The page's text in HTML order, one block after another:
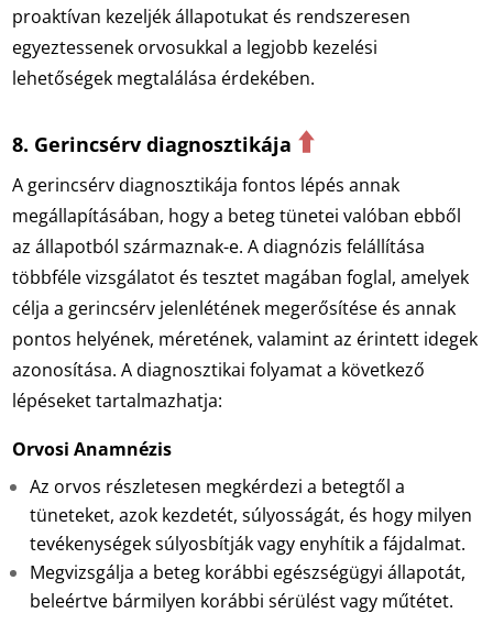
proaktívan kezeljék állapotukat és rendszeresen
egyeztessenek orvosukkal a legjobb kezelési
lehetőségek megtalálása érdekében.
8. Gerincsérv diagnosztikája ⬆️
A gerincsérv diagnosztikája fontos lépés annak
megállapításában, hogy a beteg tünetei valóban ebből
az állapotból származnak-e. A diagnózis felállítása
többféle vizsgálatot és tesztet magában foglal, amelyek
célja a gerincsérv jelenlétének megerősítése és annak
pontos helyének, méretének, valamint az érintett idegek
azonosítása. A diagnosztikai folyamat a következő
lépéseket tartalmazhatja:
Orvosi Anamnézis
Az orvos részletesen megkérdezi a betegtől a
tüneteket, azok kezdetét, súlyosságát, és hogy milyen
tevékenységek súlyosbítják vagy enyhítik a fájdalmat.
Megvizsgálja a beteg korábbi egészségügyi állapotát,
beleértve bármilyen korábbi sérülést vagy műtétet.